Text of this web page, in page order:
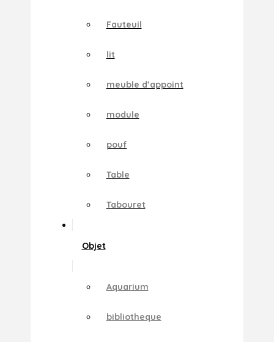
Fauteuil
lit
meuble d’appoint
module
pouf
Table
Tabouret
Objet
Aquarium
bibliotheque